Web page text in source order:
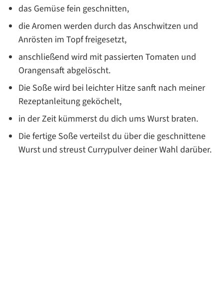
das Gemüse fein geschnitten,
die Aromen werden durch das Anschwitzen und
Anrösten im Topf freigesetzt,
anschließend wird mit passierten Tomaten und
Orangensaft abgelöscht.
Die Soße wird bei leichter Hitze sanft nach meiner
Rezeptanleitung geköchelt,
in der Zeit kümmerst du dich ums Wurst braten.
Die fertige Soße verteilst du über die geschnittene
Wurst und streust Currypulver deiner Wahl darüber.